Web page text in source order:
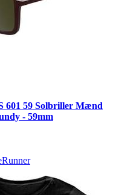
601 59 Solbriller Mænd
- 59mm